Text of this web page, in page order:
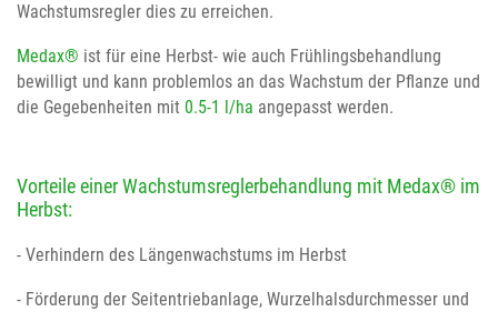
Wachstumsregler dies zu erreichen.
Medax® ist für eine Herbst- wie auch Frühlingsbehandlung
bewilligt und kann problemlos an das Wachstum der Pflanze und
die Gegebenheiten mit 0.5-1 l/ha angepasst werden.
Vorteile einer Wachstumsreglerbehandlung mit Medax® im
Herbst:
- Verhindern des Längenwachstums im Herbst
- Förderung der Seitentriebanlage, Wurzelhalsdurchmesser und